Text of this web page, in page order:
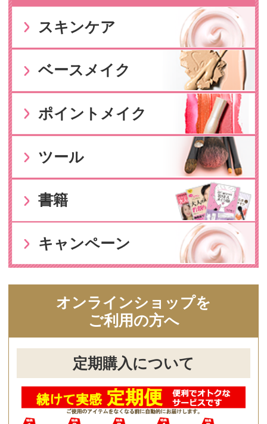
送料について
お支払い方法
ポイント
際にポイント還元されます。
ポイントは、1ポイント＝1円で次回の購
入から1ポイント単位でご利用いただけま
す。ポイント還元率は、会員ランクに応
じて最大7％まで変動します。
ご利用ガイド詳細はこちら